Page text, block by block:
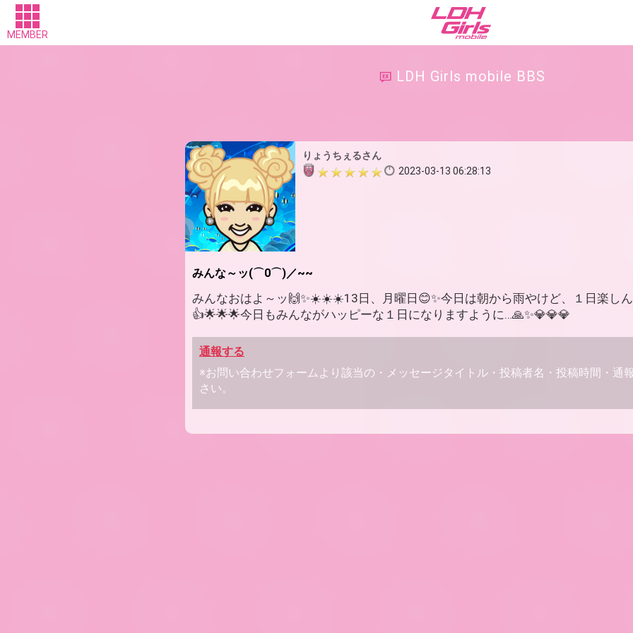
MEMBER
LDH Girls mobile BBS
りょうちぇるさん
2023-03-13 06:28:13
みんな～ッ(⌒0⌒)／~~
みんなおはよ～ッ🙌✨☀️☀️☀️13日、月曜日😊✨今日は朝から雨やけど、１日楽し
👍🌟🌟🌟今日もみんながハッピーな１日になりますように…🙏✨💎💎💎
通報する
※お問い合わせフォームより該当の・メッセージタイトル・投稿者名・投稿時間・通
さい。